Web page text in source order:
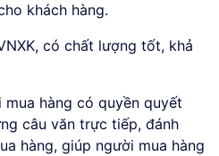
khách hàng.
có chất lượng tốt, khả
mua hàng có quyền quyết
câu văn trực tiếp, đánh
hàng, giúp người mua hàng